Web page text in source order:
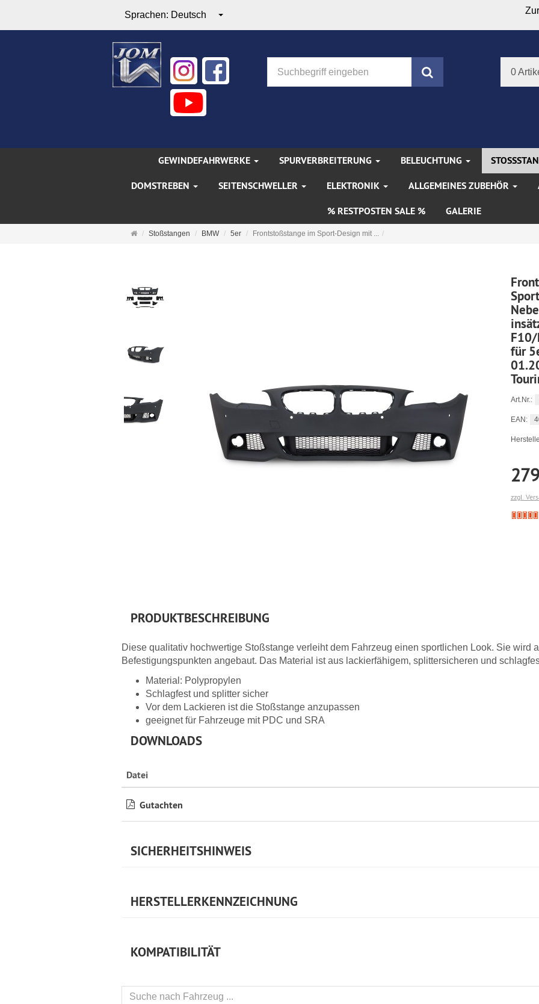
Sprachen: Deutsch
0
GEWINDEFAHRWERKE SPURVERBREITERUNG BELEUCHTUNG
DOMSTREBEN
SEITENSCHWELLER ELEKTRONIK ALLGEMEINES ZUBEHÖR
% RESTPOSTEN SALE %
GALERIE
Startseite
Stoßstangen BMW 5er Frontstoßstange im Sport-Design mit ...
F10/
für
Art.Nr.:
EAN:
zzgl.
PRODUKTBESCHREIBUNG
Diese qualitativ hochwertige Stoßstange verleiht dem Fahrzeug einen sportlichen Look. Sie wird
Befestigungspunkten angebaut. Das Material ist aus lackierfähigem, splittersicheren und
Material: Polypropylen
Schlagfest und splitter sicher
Vor dem Lackieren ist die Stoßstange anzupassen
geeignet für Fahrzeuge mit PDC und SRA
DOWNLOADS
Datei
Gutachten
SICHERHEITSHINWEIS
HERSTELLERKENNZEICHNUNG
KOMPATIBILITÄT